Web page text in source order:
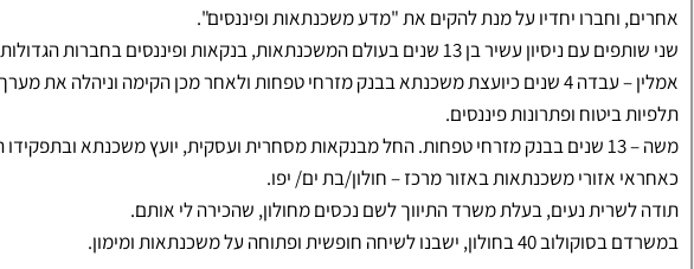
אחרים, וחברו יחדיו על מנת להקים את "מדע משכנתאות ופיננסים".
שני שותפים עם ניסיון עשיר בן 13 שנים בעולם המשכנתאות, בנקאות ופיננסים בחברות הגדולות בישראל:
אמלין – עבדה 4 שנים כיועצת משכנתא בבנק מזרחי טפחות ולאחר מכן הקימה וניהלה
תלפיות ביטוח ופתרונות פיננסים.
כאחראי אזורי משכנתאות באזור מרכז – חולון/בת ים/ יפו.
תודה לשרית נעים, בעלת משרד התיווך לשם נכסים מחולון, שהכירה לי אותם.
במשרדם בסוקולוב 40 בחולון, ישבנו לשיחה חופשית ופתוחה על משכנתאות ומימון.